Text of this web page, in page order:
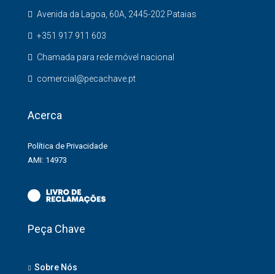
Avenida da Lagoa, 60A, 2445-202 Pataias
+351 917 911 603
Chamada para rede móvel nacional
comercial@pecachave.pt
Acerca
Política de Privacidade
AMI: 14973
Peça Chave
Sobre Nós